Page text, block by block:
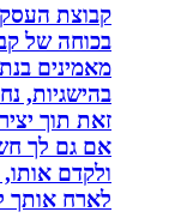
קבוצת העסקים
בכוחה של קבוצה
מאמינים בנתינה
בהישגיות,
זאת תוך יצירת
אם גם לך חשוב
ולקדם אותו,
לארח אותך